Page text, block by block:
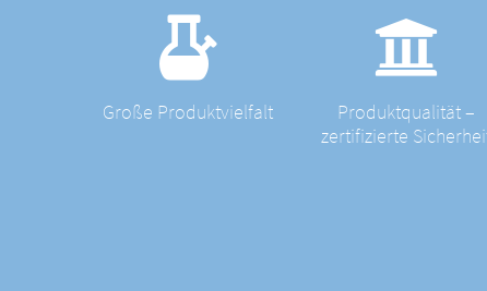
Große Produktvielfalt
Produktqualität –
zertifizierte